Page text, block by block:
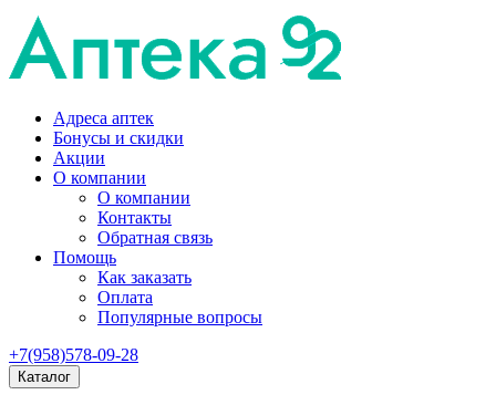
Адреса аптек
Бонусы и скидки
Акции
О компании
О компании
Контакты
Обратная связь
Помощь
Как заказать
Оплата
Популярные вопросы
+7(958)578-09-28
Каталог